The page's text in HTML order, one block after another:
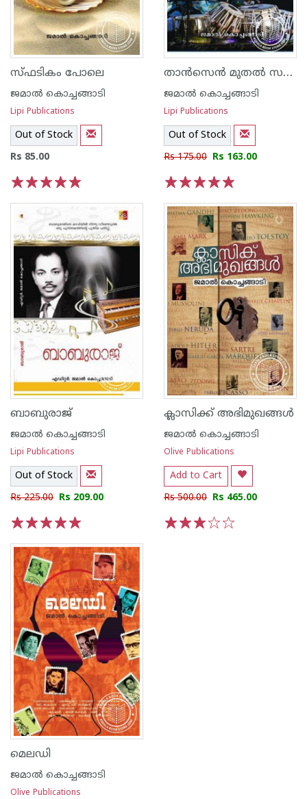
സ്ഫടികം പോലെ
ജമാല്‍ കൊച്ചങ്ങാടി
Lipi Publications
Out of Stock
Rs 85.00
താ‌ന്‍സെ‌ന്‍ മുതല്‍ സക്കീര്‍ ഹുസ്സൈ‌ന്‍ വരെ Thansen Muthal Sakkeer Hussai Vare
ജമാല്‍ കൊച്ചങ്ങാടി
Lipi Publications
Out of Stock
Rs 175.00 Rs 163.00
ബാബുരാജ്
ജമാല്‍ കൊച്ചങ്ങാടി
Lipi Publications
Out of Stock
Rs 225.00 Rs 209.00
ക്ലാസിക്ക് അഭിമുഖങ്ങള്‍
ജമാല്‍ കൊച്ചങ്ങാടി
Olive Publications
Add to Cart
Rs 500.00 Rs 465.00
മെലഡി
ജമാല്‍ കൊച്ചങ്ങാടി
Olive Publications